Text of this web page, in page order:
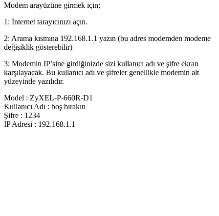
Modem arayüzüne girmek için;
1: İnternet tarayıcınızı açın.
2: Arama kısmına 192.168.1.1 yazın (bu adres modemden modeme
değişiklik gösterebilir)
3: Modemin IP’sine girdiğinizde sizi kullanıcı adı ve şifre ekran
karşılayacak. Bu kullanıcı adı ve şifreler genellikle modemin alt
yüzeyinde yazılıdır.
Model : ZyXEL-P-660R-D1
Kullanıcı Adı : boş bırakın
Şifre : 1234
IP Adresi : 192.168.1.1